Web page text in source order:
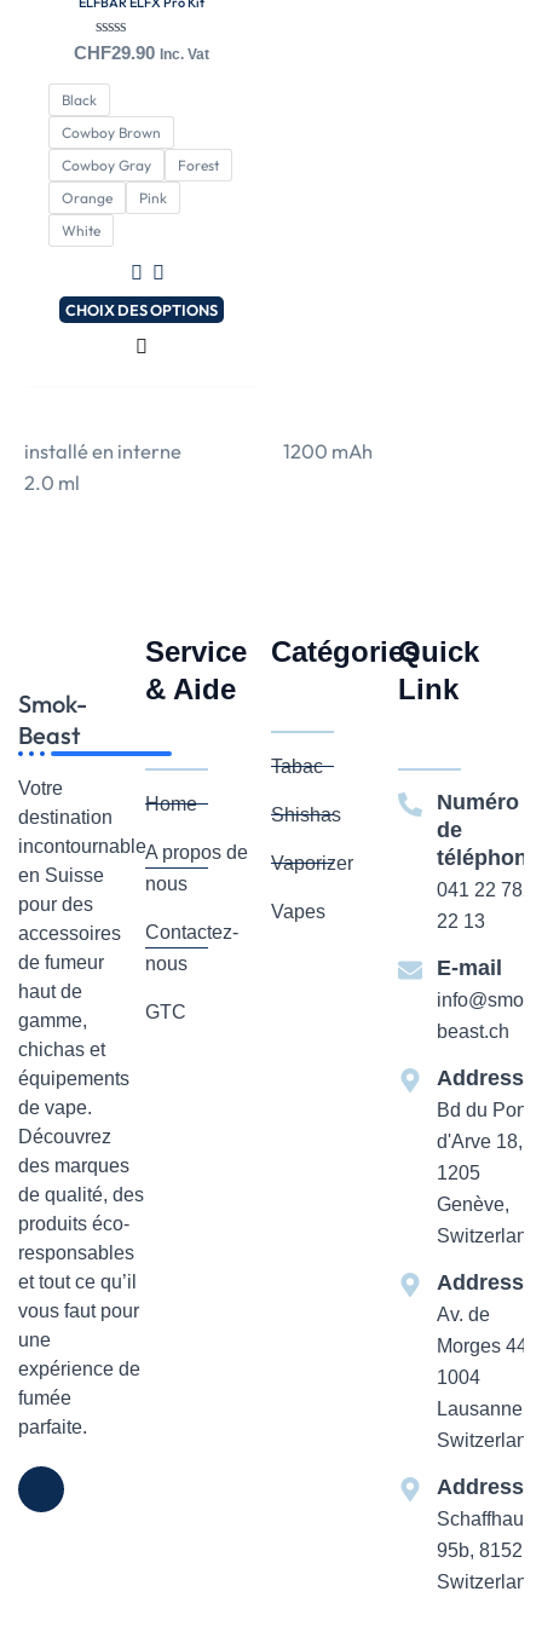
Note
sur
5
CHF29.90 Inc. Vat
Black
Cowboy Brown
Cowboy Gray
Forest
Orange
Pink
White
CHOIX DES OPTIONS
plusieurs
variations.
peuvent
être
choisies
la
page
du
installé en interne
1200 mAh
2.0 ml
Smok-
Beast
Votre
destination
incontournable
en Suisse
pour des
accessoires
de fumeur
haut de
gamme,
chichas et
équipements
de vape.
Découvrez
des marques
de qualité, des
produits éco-
responsables
et tout ce qu’il
vous faut pour
une
expérience de
fumée
parfaite.
Service
& Aide
Home
A propos de
nous
Contactez-
nous
GTC
Catégories
Tabac
Shishas
Vaporizer
Vapes
Quick
Link
Numéro
de
téléphone
041 22 782
22 13
E-mail
info@smok-
beast.ch
Addresse
Bd du Pont-
d'Arve 18,
1205
Genève,
Switzerland
Addresse
Av. de
Morges 44
1004
Lausanne,
Switzerland
Addresse
95b, 8152
Switzerland